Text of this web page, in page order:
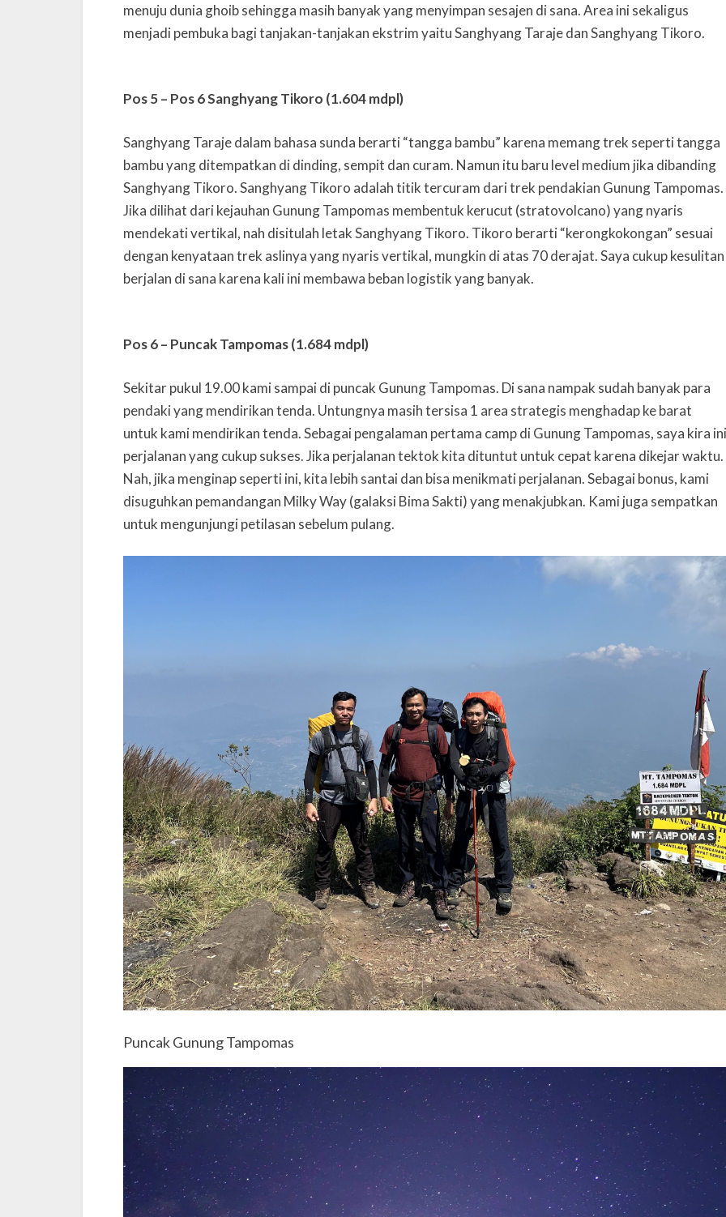
menuju dunia ghoib sehingga masih banyak yang menyimpan sesajen di sana. Area ini sekaligus
menjadi pembuka bagi tanjakan-tanjakan ekstrim yaitu Sanghyang Taraje dan Sanghyang Tikoro.
Pos 5 – Pos 6 Sanghyang Tikoro (1.604 mdpl)
Sanghyang Taraje dalam bahasa sunda berarti “tangga bambu” karena memang trek seperti tangga
bambu yang ditempatkan di dinding, sempit dan curam. Namun itu baru level medium jika dibanding
Sanghyang Tikoro. Sanghyang Tikoro adalah titik tercuram dari trek pendakian Gunung Tampomas.
Jika dilihat dari kejauhan Gunung Tampomas membentuk kerucut (stratovolcano) yang nyaris
mendekati vertikal, nah disitulah letak Sanghyang Tikoro. Tikoro berarti “kerongkokongan” sesuai
dengan kenyataan trek aslinya yang nyaris vertikal, mungkin di atas 70 derajat. Saya cukup kesulitan
berjalan di sana karena kali ini membawa beban logistik yang banyak.
Pos 6 – Puncak Tampomas (1.684 mdpl)
Sekitar pukul 19.00 kami sampai di puncak Gunung Tampomas. Di sana nampak sudah banyak para
pendaki yang mendirikan tenda. Untungnya masih tersisa 1 area strategis menghadap ke barat
untuk kami mendirikan tenda. Sebagai pengalaman pertama camp di Gunung Tampomas, saya kira ini
perjalanan yang cukup sukses. Jika perjalanan tektok kita dituntut untuk cepat karena dikejar waktu.
Nah, jika menginap seperti ini, kita lebih santai dan bisa menikmati perjalanan. Sebagai bonus, kami
disuguhkan pemandangan Milky Way (galaksi Bima Sakti) yang menakjubkan. Kami juga sempatkan
untuk mengunjungi petilasan sebelum pulang.
Puncak Gunung Tampomas